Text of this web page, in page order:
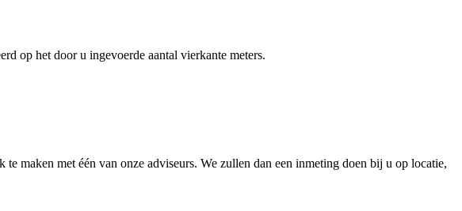
op het door u ingevoerde aantal vierkante meters.
maken met één van onze adviseurs. We zullen dan een inmeting doen bij u op locatie,